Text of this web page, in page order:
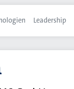
Leadership